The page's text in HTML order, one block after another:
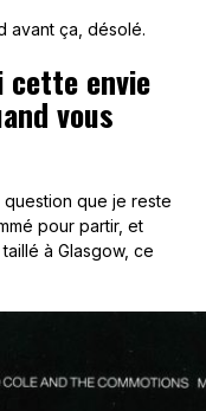
avant ça, désolé.
cette envie
vous
question que je reste
pour partir, et
à Glasgow, ce